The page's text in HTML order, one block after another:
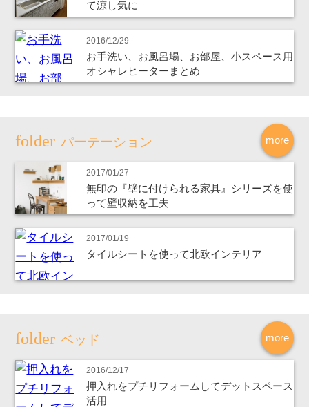
て涼し気に
2016/12/29
お手洗い、お風呂場、お部屋、小スペース用
オシャレヒーターまとめ
more
パーテーション
2017/01/27
無印の『壁に付けられる家具』シリーズを使
って壁収納を工夫
2017/01/19
タイルシートを使って北欧インテリア
more
ベッド
2016/12/17
押入れをプチリフォームしてデットスペース
活用